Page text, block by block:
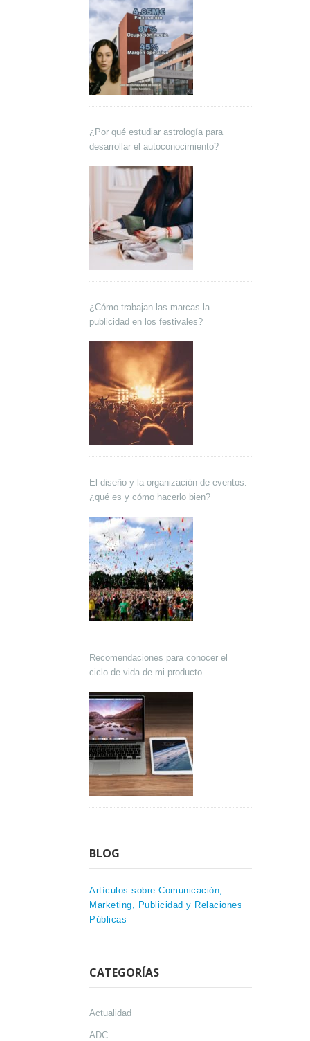
¿Por qué estudiar astrología para
desarrollar el autoconocimiento?
¿Cómo trabajan las marcas la
publicidad en los festivales?
El diseño y la organización de eventos:
¿qué es y cómo hacerlo bien?
Recomendaciones para conocer el
ciclo de vida de mi producto
BLOG
Artículos sobre Comunicación,
Marketing, Publicidad y Relaciones
Públicas
CATEGORÍAS
Actualidad
ADC